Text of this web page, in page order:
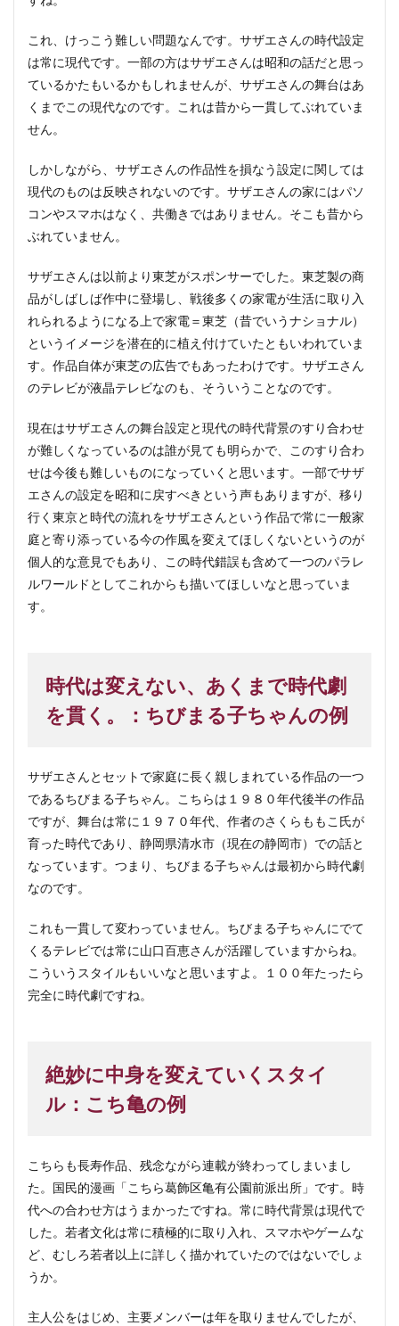
これ、けっこう難しい問題なんです。サザエさんの時代設定
は常に現代です。一部の方はサザエさんは昭和の話だと思っ
ているかたもいるかもしれませんが、サザエさんの舞台はあ
くまでこの現代なのです。これは昔から一貫してぶれていま
せん。
しかしながら、サザエさんの作品性を損なう設定に関しては
現代のものは反映されないのです。サザエさんの家にはパソ
コンやスマホはなく、共働きではありません。そこも昔から
ぶれていません。
サザエさんは以前より東芝がスポンサーでした。東芝製の商
品がしばしば作中に登場し、戦後多くの家電が生活に取り入
れられるようになる上で家電＝東芝（昔でいうナショナル）
というイメージを潜在的に植え付けていたともいわれていま
す。作品自体が東芝の広告でもあったわけです。サザエさん
のテレビが液晶テレビなのも、そういうことなのです。
現在はサザエさんの舞台設定と現代の時代背景のすり合わせ
が難しくなっているのは誰が見ても明らかで、このすり合わ
せは今後も難しいものになっていくと思います。一部でサザ
エさんの設定を昭和に戻すべきという声もありますが、移り
行く東京と時代の流れをサザエさんという作品で常に一般家
庭と寄り添っている今の作風を変えてほしくないというのが
個人的な意見でもあり、この時代錯誤も含めて一つのパラレ
ルワールドとしてこれからも描いてほしいなと思っていま
す。
時代は変えない、あくまで時代劇
を貫く。：ちびまる子ちゃんの例
サザエさんとセットで家庭に長く親しまれている作品の一つ
であるちびまる子ちゃん。こちらは１９８０年代後半の作品
ですが、舞台は常に１９７０年代、作者のさくらももこ氏が
育った時代であり、静岡県清水市（現在の静岡市）での話と
なっています。つまり、ちびまる子ちゃんは最初から時代劇
なのです。
これも一貫して変わっていません。ちびまる子ちゃんにでて
くるテレビでは常に山口百恵さんが活躍していますからね。
こういうスタイルもいいなと思いますよ。１００年たったら
完全に時代劇ですね。
絶妙に中身を変えていくスタイ
ル：こち亀の例
こちらも長寿作品、残念ながら連載が終わってしまいまし
た。国民的漫画「こちら葛飾区亀有公園前派出所」です。時
代への合わせ方はうまかったですね。常に時代背景は現代で
した。若者文化は常に積極的に取り入れ、スマホやゲームな
ど、むしろ若者以上に詳しく描かれていたのではないでしょ
うか。
主人公をはじめ、主要メンバーは年を取りませんでしたが、